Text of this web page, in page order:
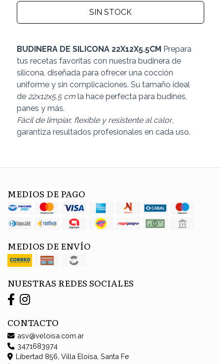
SIN STOCK
BUDINERA DE SILICONA 22X12X5.5CMPrepara
tus recetas favoritas con nuestra budinera de
silicona, diseñada para ofrecer una cocción
uniforme y sin complicaciones. Su tamaño ideal
de 22x12x5.5 cmla hace perfecta para budines,
panes y más.
Fácil de limpiar, flexible y resistente al calor,
garantiza resultados profesionales en cada uso.
MEDIOS DE PAGO
MEDIOS DE ENVÍO
NUESTRAS REDES SOCIALES
CONTACTO
asv@veloisa.com.ar
3471683974
Libertad 856, Villa Eloísa, Santa Fe